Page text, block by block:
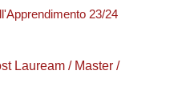
23/24
Lauream / Master /